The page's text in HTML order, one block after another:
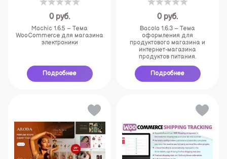
0 руб.
Machic 1.6.5 – Тема
WooCommerce для магазина
электроники
Подробнее
0 руб.
Bacola 1.6.3 – Тема
оформления для
продуктового магазина и
интернет-магазина
продуктов питания.
Подробнее